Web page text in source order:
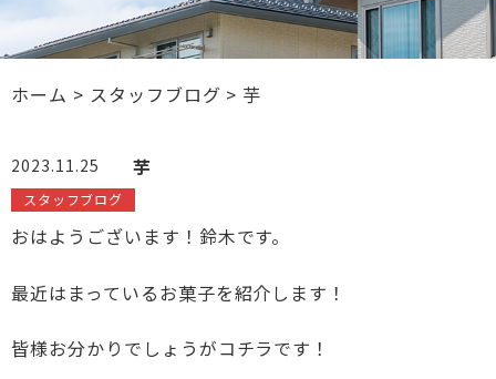
ホーム > スタッフブログ > 芋
2023.11.25 芋
スタッフブログ
おはようございます！鈴木です。
最近はまっているお菓子を紹介します！
皆様お分かりでしょうがコチラです！